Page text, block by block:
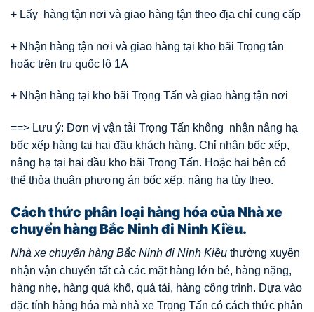
+ Lấy hàng tận nơi và giao hàng tận theo địa chỉ cung cấp
+ Nhận hàng tận nơi và giao hàng tại kho bãi Trọng tân
hoặc trên trụ quốc lộ 1A
+ Nhận hàng tại kho bãi Trọng Tấn và giao hàng tận nơi
==> Lưu ý: Đơn vị vận tải Trọng Tấn không nhận nâng hạ
bốc xếp hàng tại hai đầu khách hàng. Chỉ nhận bốc xếp,
nâng hạ tại hai đầu kho bãi Trọng Tấn. Hoặc hai bên có
thể thỏa thuận phương án bốc xếp, nâng hạ tùy theo.
Cách thức phân loại hàng hóa của Nhà xe
chuyển hàng Bắc Ninh đi Ninh Kiều.
Nhà xe chuyển hàng Bắc Ninh đi Ninh Kiều thường xuyên
nhận vận chuyển tất cả các mặt hàng lớn bé, hàng nặng,
hàng nhẹ, hàng quá khổ, quá tải, hàng công trình. Dựa vào
đặc tính hàng hóa mà nhà xe Trọng Tấn có cách thức phân